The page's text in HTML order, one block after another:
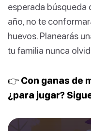
esperada búsqueda
año, no te
huevos. Planearás
tu familia nunca
👉 Con ganas de
¿para jugar?